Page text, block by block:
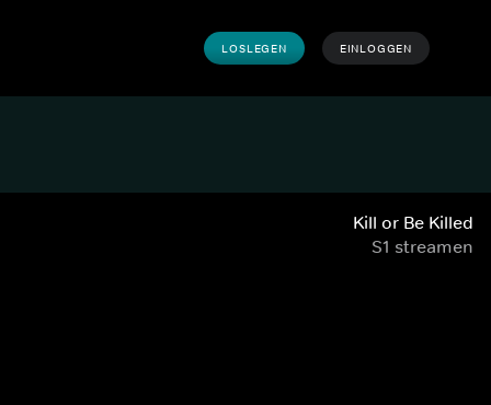
LOSLEGEN EINLOGGEN
Kill or Be Killed
S1 streamen